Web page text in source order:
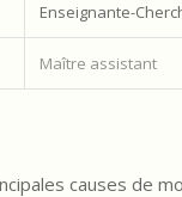
Enseignante-
Maître assistant
causes de